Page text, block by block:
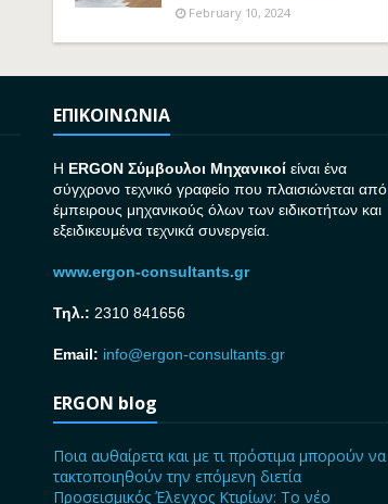
February 10, 2024
ΕΠΙΚΟΙΝΩΝΙΑ
H ERGON Σύμβουλοι Μηχανικοί είναι ένα
σύγχρονο τεχνικό γραφείο που πλαισιώνεται από
έμπειρους μηχανικούς όλων των ειδικοτήτων και
εξειδικευμένα τεχνικά συνεργεία.
www.ergon-consultants.gr
Τηλ.: 2310 841656
Email: info@ergon-consultants.gr
ERGON blog
Ποια αυθαίρετα και με τι πρόστιμα μπορούν να
τακτοποιηθούν την επόμενη διετία
Προσεισμικός Έλεγχος Κτιρίων: Το νέο